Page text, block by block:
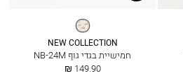
פטרול
NEW COLLECTION
חמישיית בגדי גוף NB-24M
החל
149.90 ₪